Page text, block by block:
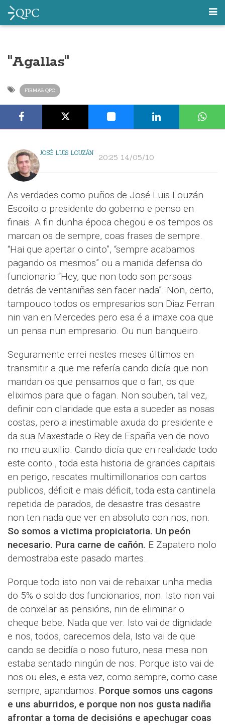
"Agallas"
FIRMAS QPC
JOSÉ LUIS LOUZÁN 20:25 14/05/10
As verdades como puños de José Luis Louzán
Escoito o presidente do goberno e penso en
finais. A fin dunha época chegou e os tempos os
marcan os de sempre, coas frases de sempre.
“Hai que apertar o cinto”, “sempre acabamos
pagando os mesmos” ou a manida defensa do
funcionario “Hey, que non todo son persoas
detrás de ventaniñas sen facer nada”. Non, certo,
tampouco todos os empresarios son Diaz Ferran
nin van en Mercedes pero esa é a imaxe coa que
un pensa nun empresario. Ou nun banqueiro.
Seguramente errei nestes meses últimos en
transmitir a que me refería cando dicía que non
mandan os que pensamos que o fan, os que
eliximos para que o fagan. Non souben, tal vez,
definir con claridade que esta a suceder as nosas
costas, pero a inestimable axuda do presidente e
da sua Maxestade o Rey de España ven de novo
no meu auxilio. Cando dicía que en realidade todo
este conto , toda esta historia de grandes capitais
en perigo, rescates multimillonarios con cartos
publicos, déficit e mais déficit, toda esta cantinela
repetida de parados, de desastre tras desastre
non ten nada que ver en absoluto con nos, non.
So somos a victima propiciatoria. Un peón
necesario. Pura carne de cañón. E Zapatero nolo
demostraba este pasado martes.
Porque todo isto non vai de rebaixar unha media
do 5% o soldo dos funcionarios, non. Isto non vai
de conxelar as pensións, nin de eliminar o
cheque bebe. Nada que ver. Isto vai de dignidade
e nos, todos, carecemos dela, Isto vai de que
cando se decidía o noso futuro, nesa mesa non
estaba sentado ningún de nos. Porque isto vai de
nos ou eles, e esta vez, como sempre, como case
sempre, apandamos. Porque somos uns cagons
e uns aburridos, e porque non nos gusta nadiña
afrontar a toma de decisións e apechugar coas